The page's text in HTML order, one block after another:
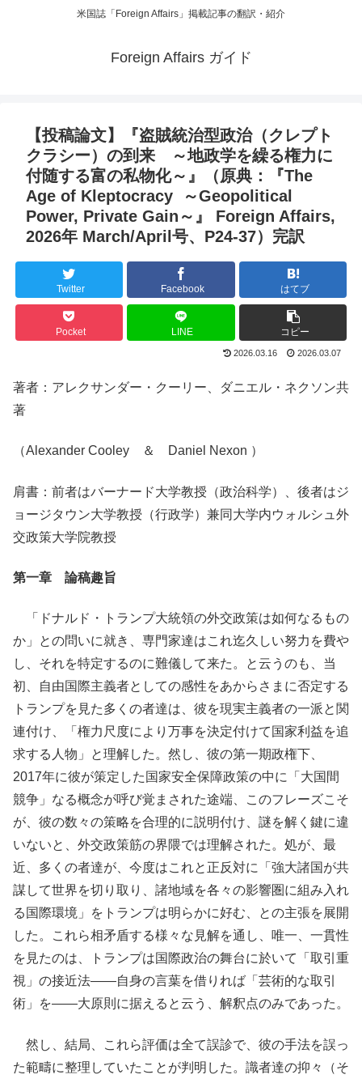
米国誌「Foreign Affairs」掲載記事の翻訳・紹介
Foreign Affairs ガイド
【投稿論文】『盗賊統治型政治（クレプト
クラシー）の到来 ～地政学を繰る権力に
付随する富の私物化～』（原典：『The
Age of Kleptocracy ～Geopolitical
Power, Private Gain～』 Foreign Affairs,
2026年 March/April号、P24-37）完訳
Twitter Facebook はてブ
Pocket LINE コピー
2026.03.16 2026.03.07
著者：アレクサンダー・クーリー、ダニエル・ネクソン共
著
（Alexander Cooley ＆ Daniel Nexon ）
肩書：前者はバーナード大学教授（政治科学）、後者はジ
ョージタウン大学教授（行政学）兼同大学内ウォルシュ外
交政策大学院教授
第一章 論稿趣旨
「ドナルド・トランプ大統領の外交政策は如何なるもの
か」との問いに就き、専門家達はこれ迄久しい努力を費や
し、それを特定するのに難儀して来た。と云うのも、当
初、自由国際主義者としての感性をあからさまに否定する
トランプを見た多くの者達は、彼を現実主義者の一派と関
連付け、「権力尺度により万事を決定付けて国家利益を追
求する人物」と理解した。然し、彼の第一期政権下、
2017年に彼が策定した国家安全保障政策の中に「大国間
競争」なる概念が呼び覚まされた途端、このフレーズこそ
が、彼の数々の策略を合理的に説明付け、謎を解く鍵に違
いないと、外交政策筋の界隈では理解された。処が、最
近、多くの者達が、今度はこれと正反対に「強大諸国が共
謀して世界を切り取り、諸地域を各々の影響圏に組み入れ
る国際環境」をトランプは明らかに好む、との主張を展開
した。これら相矛盾する様々な見解を通し、唯一、一貫性
を見たのは、トランプは国際政治の舞台に於いて「取引重
視」の接近法――自身の言葉を借りれば「芸術的な取引
術」を――大原則に据えると云う、解釈点のみであった。
然し、結局、これら評価は全て誤診で、彼の手法を誤っ
た範疇に整理していたことが判明した。識者達の抑々（そ